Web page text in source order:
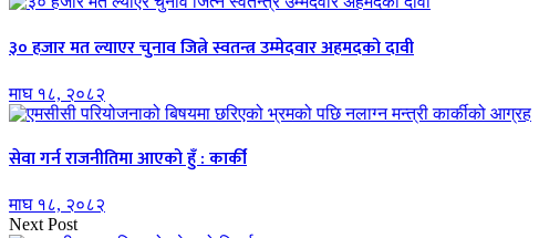
३० हजार मत ल्याएर चुनाव जित्ने स्वतन्त्र उम्मेदवार अहमदको दावी
माघ १८, २०८२
सेवा गर्न राजनीतिमा आएको हुँ : कार्की
माघ १८, २०८२
Next Post